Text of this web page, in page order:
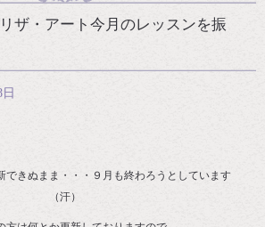
ザ・アート今月のレッスンを振
できぬまま・・・９月も終わろうとしています
（汗）